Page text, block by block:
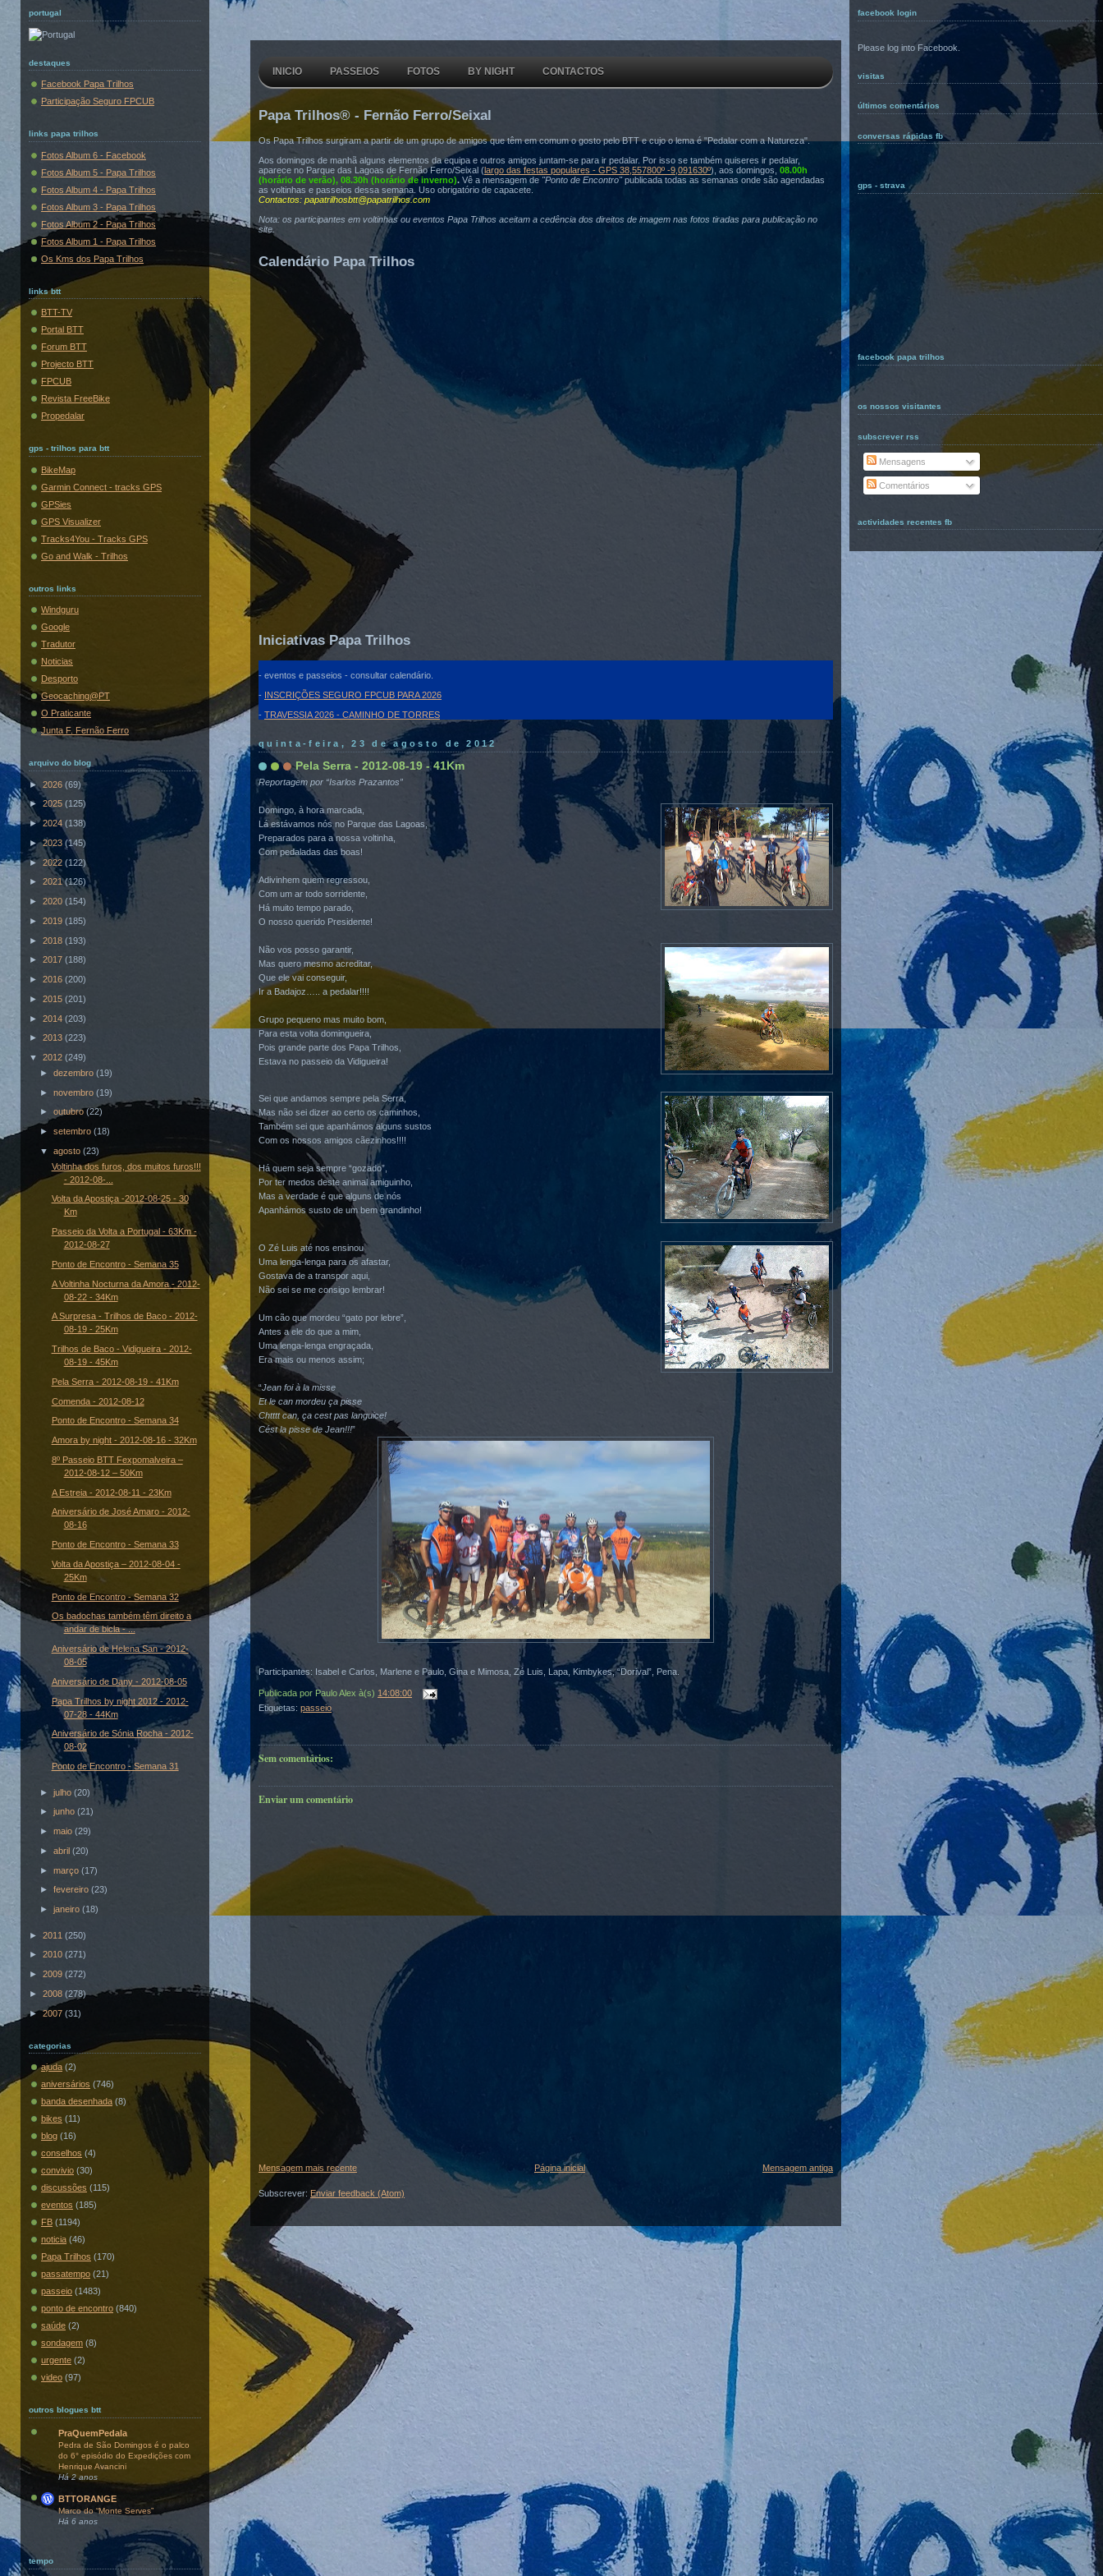
portugal
destaques
Facebook Papa Trilhos
Participação Seguro FPCUB
links papa trilhos
Fotos Album 6 - Facebook
Fotos Album 5 - Papa Trilhos
Fotos Album 4 - Papa Trilhos
Fotos Album 3 - Papa Trilhos
Fotos Album 2 - Papa Trilhos
Fotos Album 1 - Papa Trilhos
Os Kms dos Papa Trilhos
links btt
BTT-TV
Portal BTT
Forum BTT
Projecto BTT
FPCUB
Revista FreeBike
Propedalar
gps - trilhos para btt
BikeMap
Garmin Connect - tracks GPS
GPSies
GPS Visualizer
Tracks4You - Tracks GPS
Go and Walk - Trilhos
outros links
Windguru
Google
Tradutor
Noticias
Desporto
Geocaching@PT
O Praticante
Junta F. Fernão Ferro
arquivo do blog
► 2026 (69)
► 2025 (125)
►2024 (138)
►2023 (145)
► 2022 (122)
► 2021(126)
► 2020 (154)
► 2019 (185)
► 2018 (193)
► 2017 (188)
► 2016 (200)
► 2015 (201)
► 2014 (203)
► 2013 (223)
▼ 2012 (249)
►dezembro(19)
►novembro(19)
►outubro(22)
►setembro(18)
▼agosto(23)
Voltinha dos furos, dos muitos furos!!!
- 2012-08-...
Volta da Apostiça -2012-08-25 - 30
Km
Passeio da Volta a Portugal - 63Km -
2012-08-27
Ponto de Encontro - Semana 35
A Voltinha Nocturna da Amora - 2012-
08-22 - 34Km
A Surpresa - Trilhos de Baco - 2012-
08-19 - 25Km
Trilhos de Baco - Vidigueira - 2012-
08-19 - 45Km
Pela Serra - 2012-08-19 - 41Km
Comenda - 2012-08-12
Ponto de Encontro - Semana 34
Amora by night - 2012-08-16 - 32Km
8º Passeio BTT Fexpomalveira –
2012-08-12 – 50Km
A Estreia - 2012-08-11 - 23Km
Aniversário de José Amaro - 2012-
08-16
Ponto de Encontro - Semana 33
Volta da Apostiça – 2012-08-04 -
25Km
Ponto de Encontro - Semana 32
Os badochas também têm direito a
andar de bicla - ...
Aniversário de Helena San - 2012-
08-05
Aniversário de Dany - 2012-08-05
Papa Trilhos by night 2012 - 2012-
07-28 - 44Km
Aniversário de Sónia Rocha - 2012-
08-02
Ponto de Encontro - Semana 31
►julho(20)
►junho(21)
►maio(29)
►abril(20)
►março(17)
►fevereiro(23)
►janeiro(18)
► 2011 (250)
► 2010 (271)
► 2009 (272)
► 2008 (278)
►2007 (31)
categorias
ajuda (2)
aniversários (746)
banda desenhada (8)
bikes (11)
blog (16)
conselhos (4)
convivio (30)
discussões (115)
eventos (185)
FB (1194)
noticia (46)
Papa Trilhos (170)
passatempo (21)
passeio (1483)
ponto de encontro (840)
saúde (2)
sondagem (8)
urgente (2)
video (97)
outros blogues btt
PraQuemPedala
Pedra de São Domingos é o palco
do 6° episódio do Expedições com
Henrique Avancini
Há 2 anos
BTTORANGE
Marco do “Monte Serves”
Há 6 anos
tempo
INICIO PASSEIOS FOTOS BY NIGHT CONTACTOS
Papa Trilhos® - Fernão Ferro/Seixal
Os Papa Trilhos surgiram a partir de um grupo de amigos que têm em comum o gosto pelo BTT e cujo o lema é "Pedalar com a Natureza".
Aos domingos de manhã alguns elementos da equipa e outros amigos juntam-se para ir pedalar. Por isso se também quiseres ir pedalar,
aparece no Parque das Lagoas de Fernão Ferro/Seixal (largo das festas populares - GPS 38,557800º -9,091630º), aos domingos, 08.00h
(horário de verão), 08.30h (horário de inverno). Vê a mensagem de "Ponto de Encontro"publicada todas as semanas onde são agendadas
as voltinhas e passeios dessa semana. Uso obrigatório de capacete.
Contactos: papatrilhosbtt@papatrilhos.com
Nota: os participantes em voltinhas ou eventos Papa Trilhos aceitam a cedência dos direitos de imagem nas fotos tiradas para publicação no
site.
Calendário Papa Trilhos
Iniciativas Papa Trilhos
- eventos e passeios - consultar calendário.
- INSCRIÇÕES SEGURO FPCUB PARA 2026
- TRAVESSIA 2026 - CAMINHO DE TORRES
quinta-feira, 23 de agosto de 2012
Pela Serra - 2012-08-19 - 41Km
Reportagem por “Isarlos Prazantos”
Domingo, à hora marcada,
Lá estávamos nós no Parque das Lagoas,
Preparados para a nossa voltinha,
Com pedaladas das boas!
Adivinhem quem regressou,
Com um ar todo sorridente,
Há muito tempo parado,
O nosso querido Presidente!
Não vos posso garantir,
Mas quero mesmo acreditar,
Que ele vai conseguir,
Ir a Badajoz….. a pedalar!!!!
Grupo pequeno mas muito bom,
Para esta volta domingueira,
Pois grande parte dos Papa Trilhos,
Estava no passeio da Vidigueira!
Sei que andamos sempre pela Serra,
Mas não sei dizer ao certo os caminhos,
Também sei que apanhámos alguns sustos
Com os nossos amigos cãezinhos!!!!
Há quem seja sempre “gozado”,
Por ter medos deste animal amiguinho,
Mas a verdade é que alguns de nós
Apanhámos susto de um bem grandinho!
O Zé Luis até nos ensinou
Uma lenga-lenga para os afastar,
Gostava de a transpor aqui,
Não sei se me consigo lembrar!
Um cão que mordeu “gato por lebre”,
Antes a ele do que a mim,
Uma lenga-lenga engraçada,
Era mais ou menos assim;
“Jean foi à la misse
Et le can mordeu ça pisse
Chtttt can, ça cest pas languice!
Cést la pisse de Jean!!!”
Participantes: Isabel e Carlos, Marlene e Paulo, Gina e Mimosa, Zé Luis, Lapa, Kimbykes, “Dorival”, Pena.
Publicada por Paulo Alex à(s) 14:08:00
Etiquetas: passeio
Sem comentários:
Enviar um comentário
Mensagem mais recente Mensagem antiga
Página inicial
Subscrever: Enviar feedback (Atom)
facebook login
Please log into Facebook.
visitas
últimos comentários
conversas rápidas fb
gps - strava
facebook papa trilhos
os nossos visitantes
subscrever rss
Mensagens
Comentários
actividades recentes fb